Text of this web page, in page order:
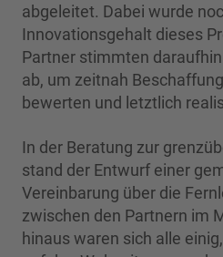
abgeleitet. Dabei wurde
Innovationsgehalt dieses
Partner stimmten
ab, um zeitnah
bewerten und letztlich
In der Beratung zur
stand der Entwurf einer
Vereinbarung über die
zwischen den Partnern im
hinaus waren sich alle